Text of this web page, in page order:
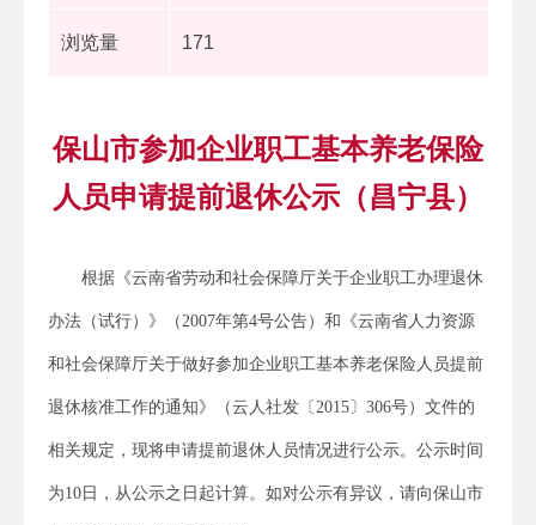
浏览量 171
保山市参加企业职工基本养老保险
人员申请提前退休公示（昌宁县）
根据《云南省劳动和社会保障厅关于企业职工办理退休
办法（试行）》（2007年第4号公告）和《云南省人力资源
和社会保障厅关于做好参加企业职工基本养老保险人员提前
退休核准工作的通知》（云人社发〔2015〕306号）文件的
相关规定，现将申请提前退休人员情况进行公示。公示时间
为10日，从公示之日起计算。如对公示有异议，请向保山市